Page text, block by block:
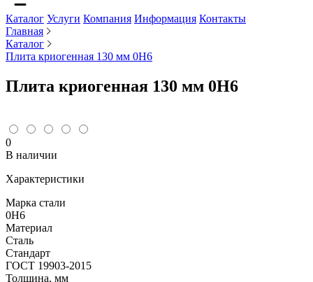
Каталог Услуги Компания Информация Контакты
Главная
Каталог
Плита криогенная 130 мм 0Н6
Плита криогенная 130 мм 0Н6
0
В наличии
Характеристики
Марка стали
0Н6
Материал
Сталь
Стандарт
ГОСТ 19903-2015
Толщина, мм